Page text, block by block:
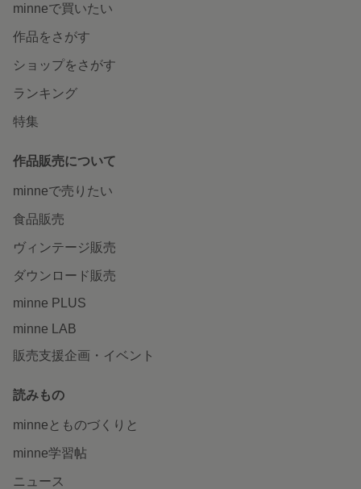
minneで買いたい
作品をさがす
ショップをさがす
ランキング
特集
作品販売について
minneで売りたい
食品販売
ヴィンテージ販売
ダウンロード販売
minne PLUS
minne LAB
販売支援企画・イベント
読みもの
minneとものづくりと
minne学習帖
ニュース